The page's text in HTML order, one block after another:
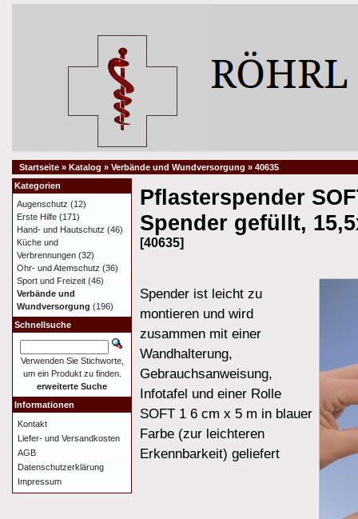
Startseite » Katalog » Verbände und Wundversorgung » 40635
Pflasterspender
Spender gefüllt,
[40635]
Spender ist leicht zu
montieren und wird
zusammen mit einer
Wandhalterung,
Gebrauchsanweisung,
Infotafel und einer Rolle
SOFT 1 6 cm x 5 m in blauer
Farbe (zur leichteren
Erkennbarkeit) geliefert
Kategorien
Augenschutz (12)
Erste Hilfe (171)
Hand- und Hautschutz (46)
Küche und
Verbrennungen (32)
Ohr- und Atemschutz (36)
Sport und Freizeit (46)
Verbände und
Wundversorgung (196)
Schnellsuche
Verwenden Sie Stichworte,
um ein Produkt zu finden.
erweiterte Suche
Informationen
Kontakt
Liefer- und Versandkosten
AGB
Datenschutzerklärung
Impressum